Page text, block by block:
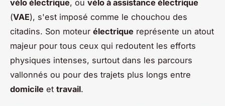
vélo électrique, ou vélo à assistance électrique
(VAE), s'est imposé comme le chouchou des
citadins. Son moteur électrique représente un atout
majeur pour tous ceux qui redoutent les efforts
physiques intenses, surtout dans les parcours
vallonnés ou pour des trajets plus longs entre
domicile et travail.